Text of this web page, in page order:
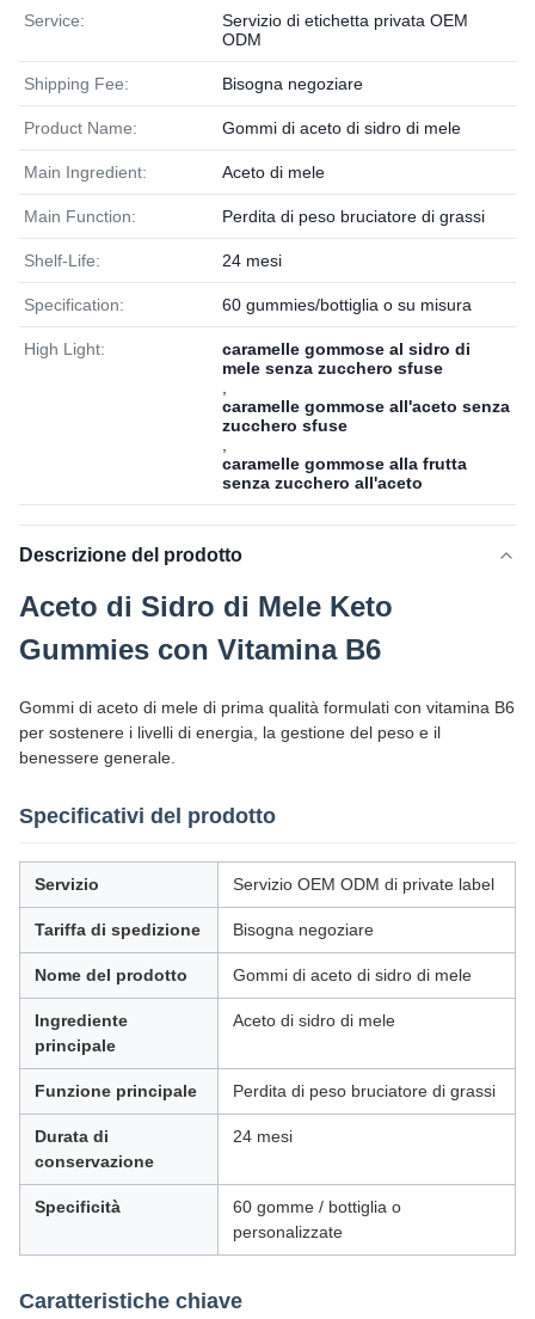
Service:
Servizio di etichetta privata OEM
ODM
Shipping Fee: Bisogna negoziare
Product Name: Gommi di aceto di sidro di mele
Main Ingredient: Aceto di mele
Main Function: Perdita di peso bruciatore di grassi
Shelf-Life: 24 mesi
Specification: 60 gummies/bottiglia o su misura
High Light:
caramelle gommose al sidro di
mele senza zucchero sfuse
caramelle gommose all'aceto senza
zucchero sfuse
caramelle gommose alla frutta
senza zucchero all'aceto
Descrizione del prodotto
Aceto di Sidro di Mele Keto
Gummies con Vitamina B6
Gommi di aceto di mele di prima qualità formulati con vitamina B6
per sostenere i livelli di energia, la gestione del peso e il
benessere generale.
Specificativi del prodotto
Servizio Servizio OEM ODM di private label
Tariffa di spedizione Bisogna negoziare
Nome del prodotto Gommi di aceto di sidro di mele
Ingrediente
principale
Aceto di sidro di mele
Funzione principale Perdita di peso bruciatore di grassi
Durata di
conservazione
24 mesi
Specificità
60 gomme / bottiglia o
personalizzate
Caratteristiche chiave